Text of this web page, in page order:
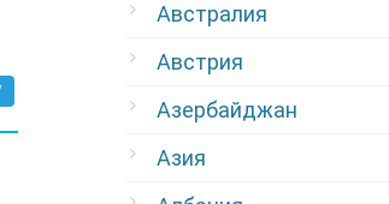
Австралия
Австрия
Азербайджан
Азия